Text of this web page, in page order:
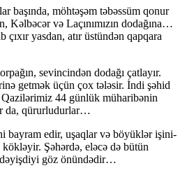
başında, möhtəşəm təbəssüm qonur
Kəlbəcər və Laçınımızın dodağına…
çıxır yasdan, atır üstündən qapqara
sevincindən dodağı çatlayır.
getmək üçün çox tələsir. İndi şəhid
Qazilərimiz 44 günlük müharibənin
da, qürurludurlar…
bayram edir, uşaqlar və böyüklər işini-
Şəhərdə, eləcə də bütün
göz önündədir…